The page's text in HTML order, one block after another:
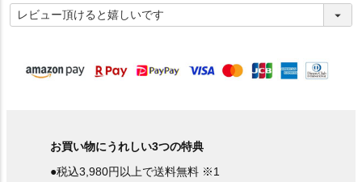
必
須
お買い物にうれしい3つの特典
●税込3,980円以上で送料無料 ※1